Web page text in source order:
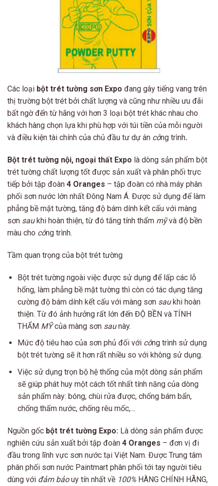
Các loại bột trét tường sơn Expo đang gây tiếng vang trên
thị trường bột trét bởi chất lượng và cũng như nhiều ưu đãi
bất ngờ đến từ hãng với hơn 3 loại bột trét khác nhau cho
khách hàng chọn lựa khi phù hợp với túi tiền của mỗi người
và điều kiện tài chính của chủ đầu tư dự án công trình.
Bột trét tường nội, ngoại thất Expo là dòng sản phẩm bột
trét tường chất lượng tốt được sản xuất và phân phối trực
tiếp bởi tập đoàn 4 Oranges – tập đoàn có nhà máy phân
phối sơn nước lớn nhất Đông Nam Á. Được sử dụng để làm
phẳng bề mặt tường, tăng độ bám dính kết cấu với màng
sơn sau khi hoàn thiện, từ đó tăng tính thẩm mỹvà độ bền
màu cho công trình.
Tầm quan trọng của bột trét tường
Bột trét tường ngoài việc được sử dụng để lấp các lỗ
hổng, làm phẳng bề mặt tường thì còn có tác dụng tăng
cường độ bám dính kết cấu với màng sơn saukhi hoàn
thiện. Từ đó ảnh hưởng rất lớn đến ĐỘ BỀN và TÍNH
THẨMMỸcủa màng sơn saunày.
Mức độ tiêu hao của sơn phủ đối với công trình sử dụng
bột trét tường sẽ ít hơn rất nhiều so với không sử dụng.
Việc sử dụng trọn bộ hệ thống của một dòng sản phẩm
sẽ giúp phát huy một cách tốt nhất tính năng của dòng
sản phẩm này: bóng, chùi rửa được, chống bám bẩn,
chống thấm nước, chống rêu mốc,…
Nguồn gốc bột trét tường Expo: Là dòng sản phẩm được
nghiên cứu sản xuất bởi tập đoàn 4 Oranges – đơn vị đi
đầu trong lĩnh vực sơn nước tại Việt Nam. Được Trung tâm
phân phối sơn nước Paintmart phân phối tới tay người tiêu
dùng với đảm bảouy tín nhất về 100% HÀNG CHÍNH HÃNG,